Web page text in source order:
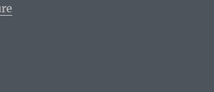
de « Lucy, Racquel and Me : un